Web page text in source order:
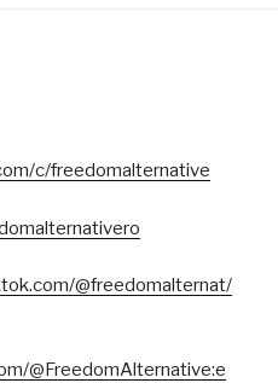
c/freedomalternative
@freedomalternat/
@FreedomAlternative:e